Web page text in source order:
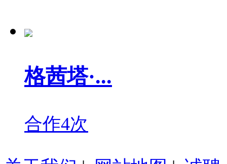
格茜塔·...
合作4次